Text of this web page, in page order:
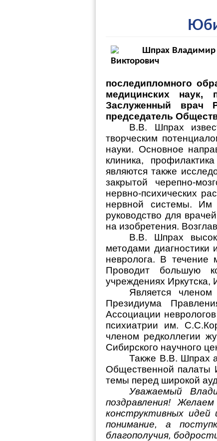
последипломного
медицинских наук,
Заслуженный врач
председатель
В.В. Шпрах
творческим
науки. Основное
клиника,
являются также
закрытой черепно-
нервно-психических
нервной системы. Им
руководство для
на изобретения.
В.В.
Шпрах
методами
невролога. В течение
Проводит большую
учреждениях Иркутска,
Является
Президиума
Ассоциации
психиатрии им.
членом редколлегии
Сибирского научного
Также В.В. Шпрах
Общественной палаты
темы перед широкой
Уважаемый
поздравления!
конструктивных
понимание, а
благополучия,